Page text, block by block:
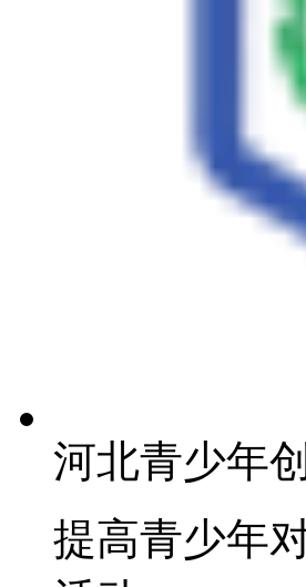
河北青少年
提高青少年